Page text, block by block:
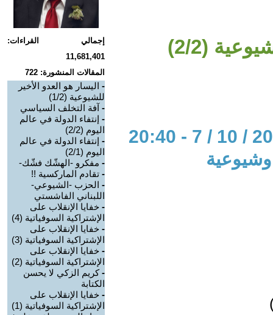
(2/2)
وشيوعية
إجمالي القراءات:
11,681,401
المقالات المنشورة: 722
- اليسار هو العدو الأخير
للشيوعية (1/2)
- آفة التخلف السياسي
- إنتفاء الدولة في عالم
اليوم (2/2)
- إنتفاء الدولة في عالم
اليوم (2/1)
- مفكرو -الهشّك فشّك-
- تقادم الماركسية !!
- الحزب -الشيوعي-
اللبناني الفاشستي
- خفايا الإنقلاب على
الإشتراكية السوفياتية (4)
- خفايا الإنقلاب على
الإشتراكية السوفياتية (3)
- خفايا الإنقلاب على
الإشتراكية السوفياتية (2)
-كريم الزكي لا يحسن
الكتابة
- خفايا الإنقلاب على
الإشتراكية السوفياتية (1)